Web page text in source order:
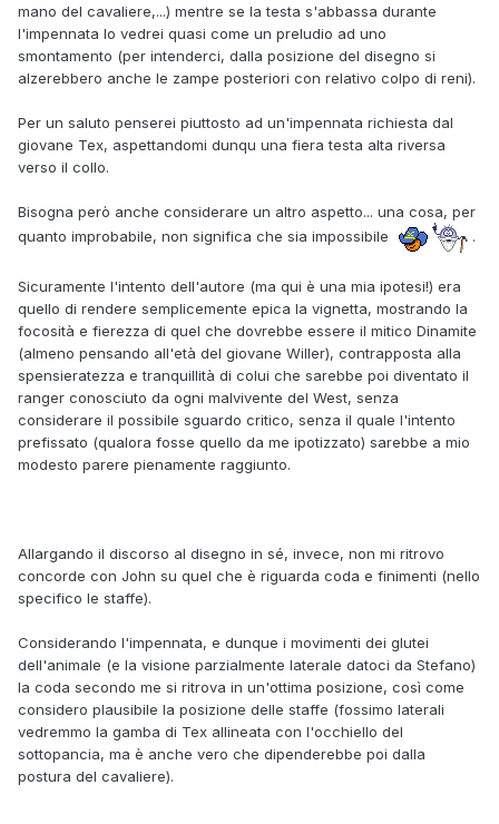
mano del cavaliere,...) mentre se la testa s'abbassa durante
l'impennata lo vedrei quasi come un preludio ad uno
smontamento (per intenderci, dalla posizione del disegno si
alzerebbero anche le zampe posteriori con relativo colpo di reni).
Per un saluto penserei piuttosto ad un'impennata richiesta dal
giovane Tex, aspettandomi dunqu una fiera testa alta riversa
verso il collo.
Bisogna però anche considerare un altro aspetto... una cosa, per
quanto improbabile, non significa che sia impossibile
.
Sicuramente l'intento dell'autore (ma qui è una mia ipotesi!) era
quello di rendere semplicemente epica la vignetta, mostrando la
focosità e fierezza di quel che dovrebbe essere il mitico Dinamite
(almeno pensando all'età del giovane Willer), contrapposta alla
spensieratezza e tranquillità di colui che sarebbe poi diventato il
ranger conosciuto da ogni malvivente del West, senza
considerare il possibile sguardo critico, senza il quale l'intento
prefissato (qualora fosse quello da me ipotizzato) sarebbe a mio
modesto parere pienamente raggiunto.
Allargando il discorso al disegno in sé, invece, non mi ritrovo
concorde con John su quel che è riguarda coda e finimenti (nello
specifico le staffe).
Considerando l'impennata, e dunque i movimenti dei glutei
dell'animale (e la visione parzialmente laterale datoci da Stefano)
la coda secondo me si ritrova in un'ottima posizione, così come
considero plausibile la posizione delle staffe (fossimo laterali
vedremmo la gamba di Tex allineata con l'occhiello del
sottopancia, ma è anche vero che dipenderebbe poi dalla
postura del cavaliere).